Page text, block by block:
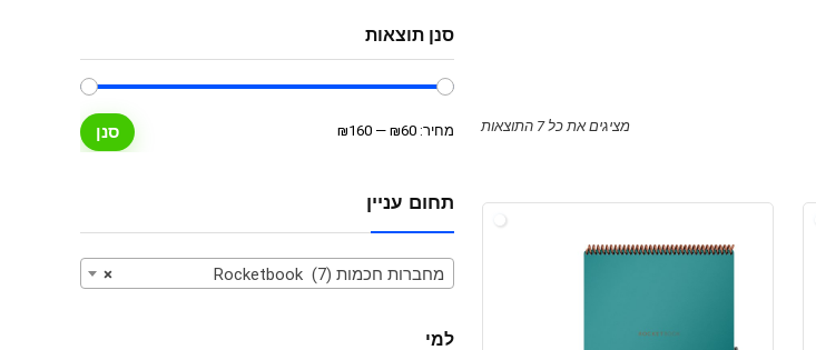
מציגים את כל ⁦7⁩ התוצאות
סנן תוצאות
מחיר
מחיר סנן מחיר: ₪60
—
₪160
תחום עניין
× מחברות חכמות Rocketbook (7)
למי